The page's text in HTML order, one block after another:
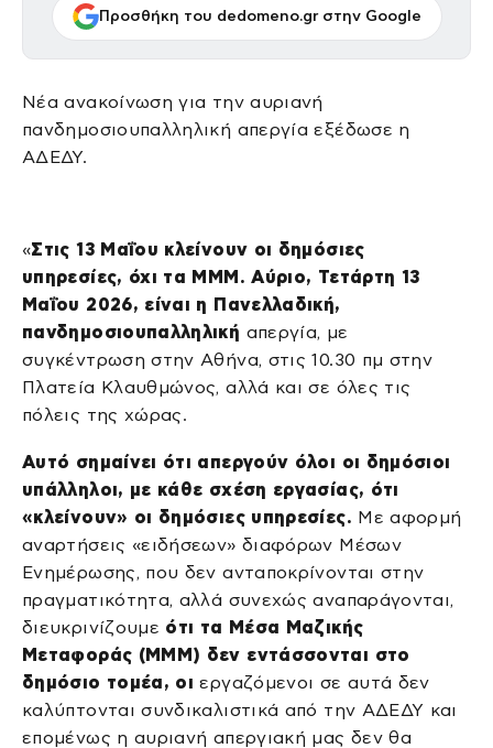
Προσθήκη του dedomeno.gr στην Google
Νέα ανακοίνωση για την αυριανή
πανδημοσιουπαλληλική απεργία εξέδωσε η
ΑΔΕΔΥ.
«Στις 13 Μαΐου κλείνουν οι δημόσιες
υπηρεσίες, όχι τα ΜΜΜ. Αύριο, Τετάρτη 13
Μαΐου 2026, είναι η Πανελλαδική,
πανδημοσιουπαλληλική απεργία, με
συγκέντρωση στην Αθήνα, στις 10.30 πμ στην
Πλατεία Κλαυθμώνος, αλλά και σε όλες τις
πόλεις της χώρας.
Αυτό σημαίνει ότι απεργούν όλοι οι δημόσιοι
υπάλληλοι, με κάθε σχέση εργασίας, ότι
«κλείνουν» οι δημόσιες υπηρεσίες. Με αφορμή
αναρτήσεις «ειδήσεων» διαφόρων Μέσων
Ενημέρωσης, που δεν ανταποκρίνονται στην
πραγματικότητα, αλλά συνεχώς αναπαράγονται,
διευκρινίζουμε ότι τα Μέσα Μαζικής
Μεταφοράς (ΜΜΜ) δεν εντάσσονται στο
δημόσιο τομέα, οι εργαζόμενοι σε αυτά δεν
καλύπτονται συνδικαλιστικά από την ΑΔΕΔΥ και
επομένως η αυριανή απεργιακή μας δεν θα